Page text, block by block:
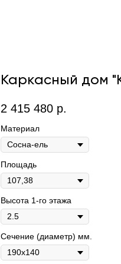
Каркасный дом
2 415 480 р.
Материал
Площадь
Высота 1-го этажа
Сечение (диаметр) мм.